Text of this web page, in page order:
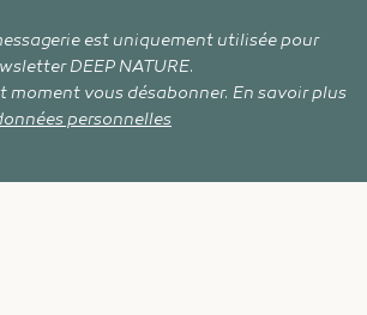
est uniquement utilisée pour
DEEP NATURE.
moment vous désabonner. En savoir plus
personnelles